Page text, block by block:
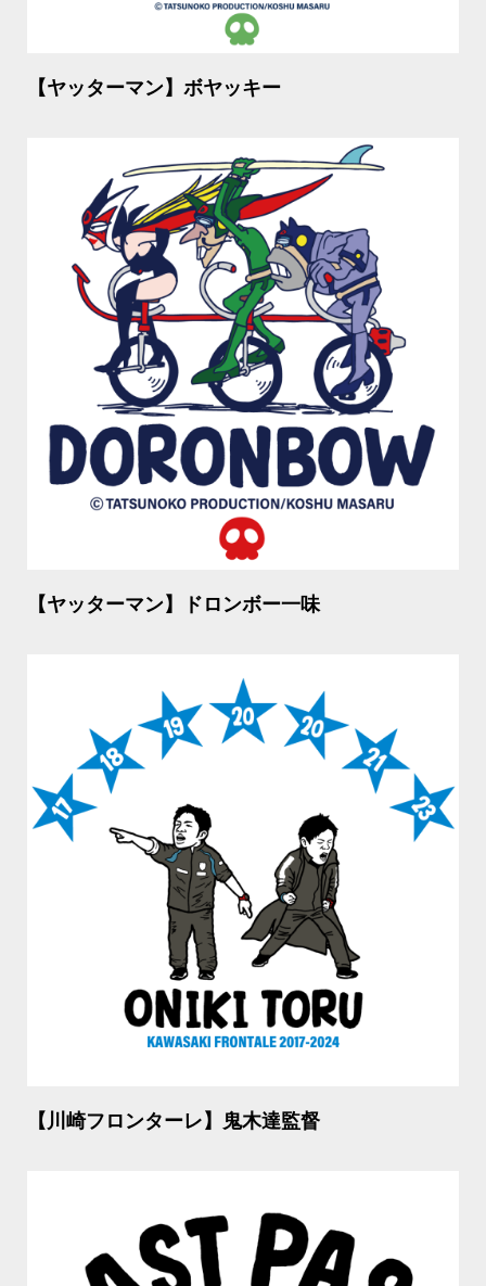
【ヤッターマン】ボヤッキー
【ヤッターマン】ドロンボー一味
【川崎フロンターレ】鬼木達監督